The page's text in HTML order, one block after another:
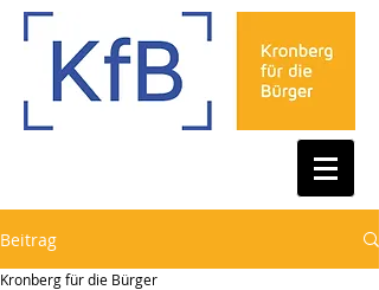
Beitrag
Kronberg für die Bürger